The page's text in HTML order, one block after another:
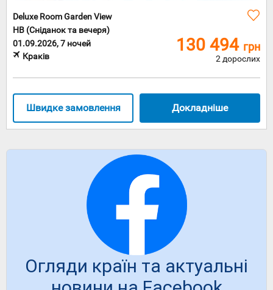
Deluxe Room Garden View
HB (Сніданок та вечеря)
01.09.2026, 7 ночей
Краків
130 494 грн
2 дорослих
Докладніше
Швидке замовлення
Огляди країн та актуальні